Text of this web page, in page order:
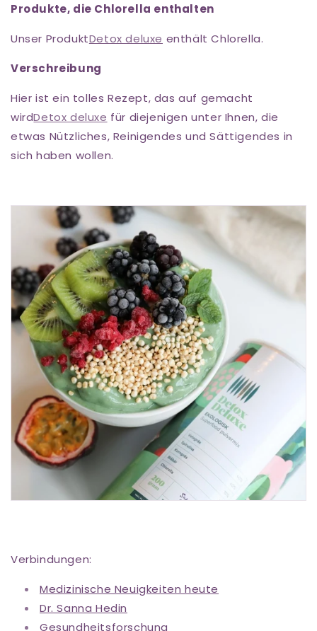
Produkte, die Chlorella enthalten
Unser ProduktDetox deluxe enthält Chlorella.
Verschreibung
Hier ist ein tolles Rezept, das auf gemacht
wirdDetox deluxe für diejenigen unter Ihnen, die
etwas Nützliches, Reinigendes und Sättigendes in
sich haben wollen.
Verbindungen:
Medizinische Neuigkeiten heute
Dr. Sanna Hedin
Gesundheitsforschung